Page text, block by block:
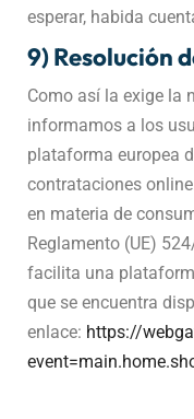
esperar, habida
9) Resolución
Como así la exige la
informamos a los
plataforma europea
contrataciones
en materia de
Reglamento (UE)
facilita una
que se encuentra
enlace: https://